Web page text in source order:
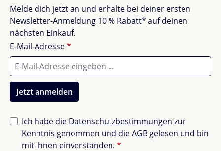
Keine Bewertungen gefunden. Teile deine
Erfahrungen mit anderen.
Melde dich jetzt an und erhalte bei deiner ersten
Newsletter-Anmeldung 10 % Rabatt* auf deinen
nächsten Einkauf.
E-Mail-Adresse*
Jetzt anmelden
Ich habe die Datenschutzbestimmungen zur
Kenntnis genommen und dieAGB gelesen und bin
mit ihnen einverstanden. *